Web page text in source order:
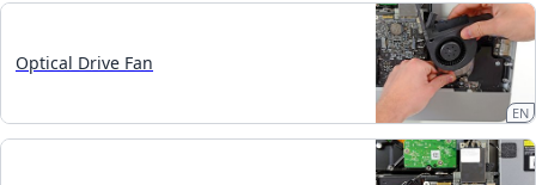
Optical Drive Fan
EN